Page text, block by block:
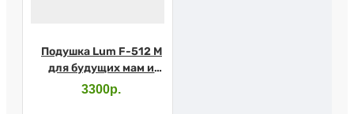
Подушка Lum F-512 M
для будущих мам и
малышей
3300р.